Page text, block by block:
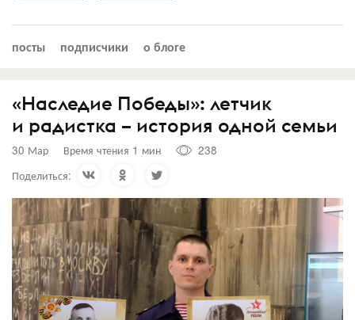
посты подписчики о блоге
«Наследие Победы»: летчик
и радистка – история одной семьи
30 Мар Время чтения 1 мин
238
Поделиться: